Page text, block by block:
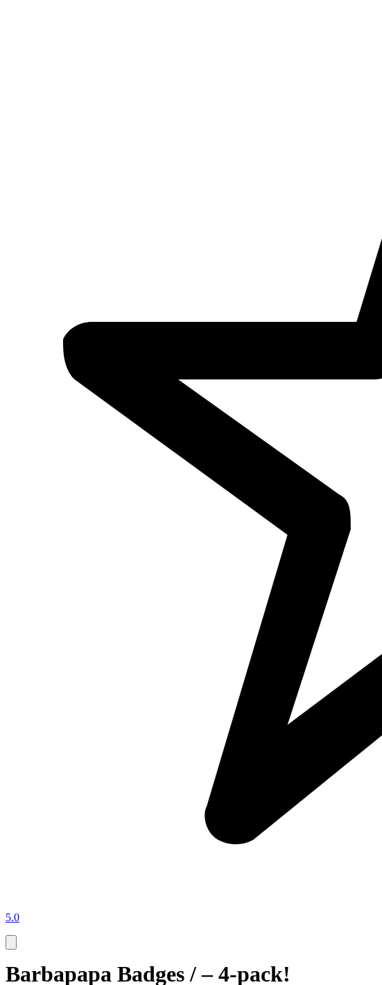
5.0
Barbapapa Badges / – 4-pack!